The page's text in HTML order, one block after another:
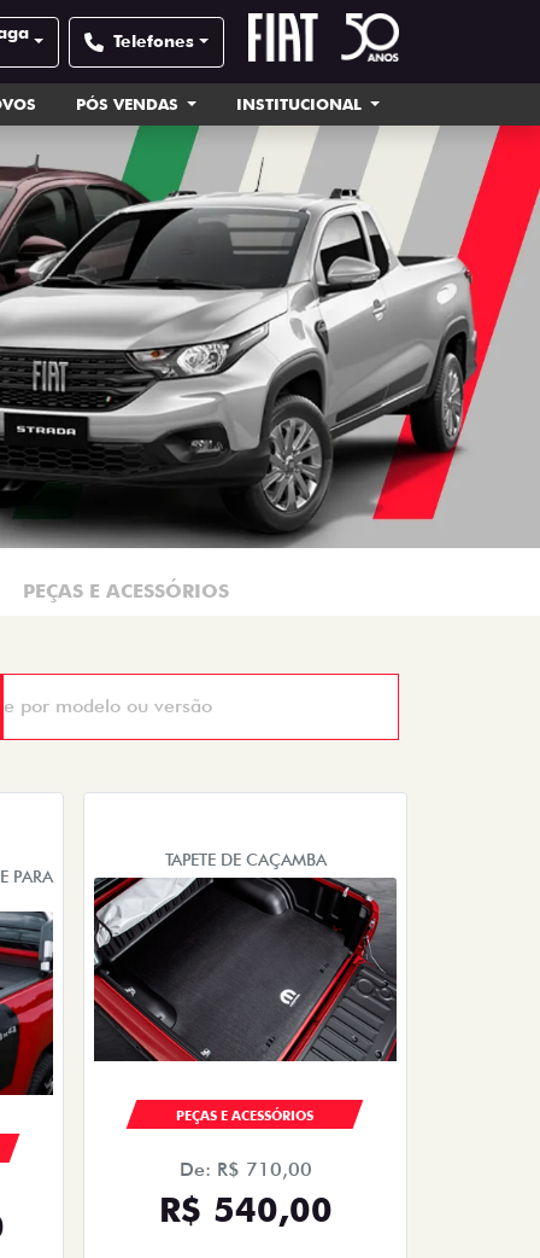
Telefones
PÓS VENDAS INSTITUCIONAL
PEÇAS E ACESSÓRIOS
PARA
TAPETE DE CAÇAMBA
PEÇAS E ACESSÓRIOS
De: R$ 710,00
R$ 540,00